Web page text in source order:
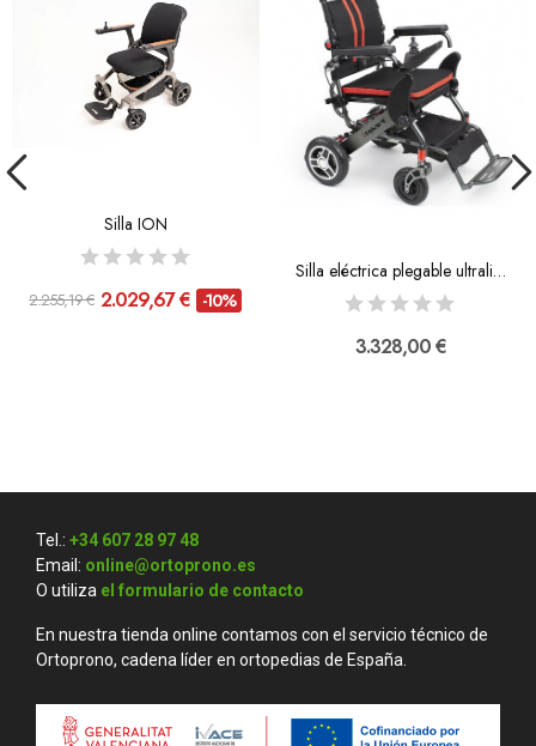
Silla ION
2.255,19 € 2.029,67 € -10%
Silla eléctrica plegable ultraligera I-Explorer 4
3.328,00 €
Tel.: +34 607 28 97 48
Email: online@ortoprono.es
O utiliza el formulario de contacto
En nuestra tienda online contamos con el servicio técnico de
Ortoprono, cadena líder en ortopedias de España.